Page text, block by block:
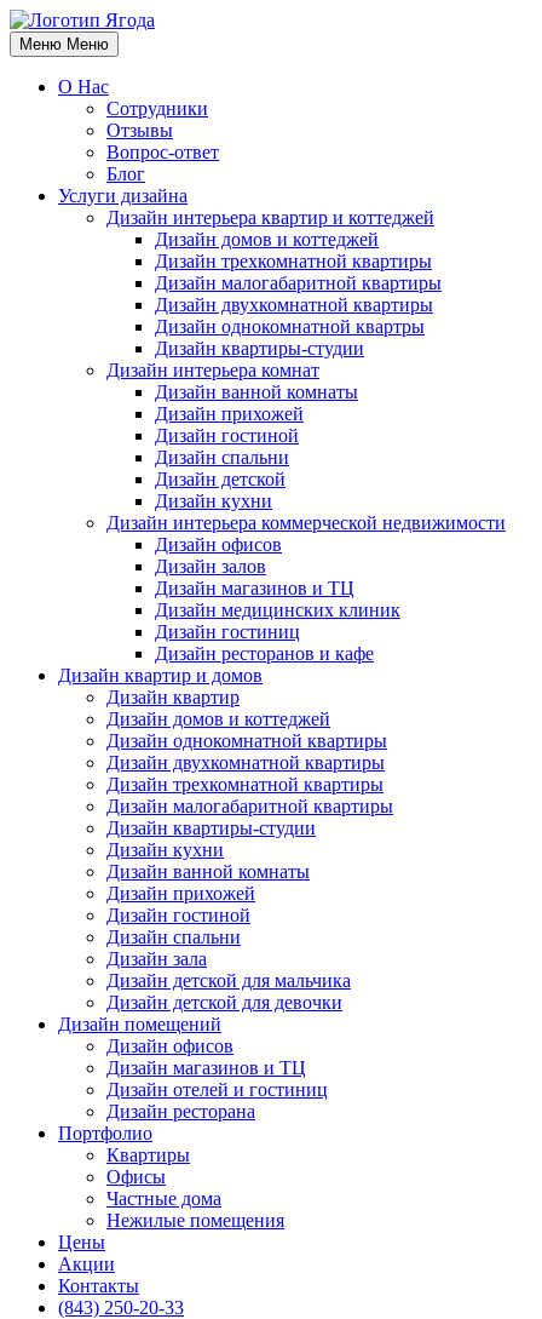
Меню Меню
О Нас
Сотрудники
Отзывы
Вопрос-ответ
Блог
Услуги дизайна
Дизайн интерьера квартир и коттеджей
Дизайн домов и коттеджей
Дизайн трехкомнатной квартиры
Дизайн малогабаритной квартиры
Дизайн двухкомнатной квартиры
Дизайн однокомнатной квартры
Дизайн квартиры-студии
Дизайн интерьера комнат
Дизайн ванной комнаты
Дизайн прихожей
Дизайн гостиной
Дизайн спальни
Дизайн детской
Дизайн кухни
Дизайн интерьера коммерческой недвижимости
Дизайн офисов
Дизайн залов
Дизайн магазинов и ТЦ
Дизайн медицинских клиник
Дизайн гостиниц
Дизайн ресторанов и кафе
Дизайн квартир и домов
Дизайн квартир
Дизайн домов и коттеджей
Дизайн однокомнатной квартиры
Дизайн двухкомнатной квартиры
Дизайн трехкомнатной квартиры
Дизайн малогабаритной квартиры
Дизайн квартиры-студии
Дизайн кухни
Дизайн ванной комнаты
Дизайн прихожей
Дизайн гостиной
Дизайн спальни
Дизайн зала
Дизайн детской для мальчика
Дизайн детской для девочки
Дизайн помещений
Дизайн офисов
Дизайн магазинов и ТЦ
Дизайн отелей и гостиниц
Дизайн ресторана
Портфолио
Квартиры
Офисы
Частные дома
Нежилые помещения
Цены
Акции
Контакты
(843) 250-20-33